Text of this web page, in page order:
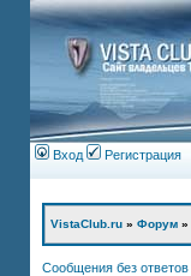
Вход Регистрация
VistaClub.ru » Форум »
Сообщения без ответов